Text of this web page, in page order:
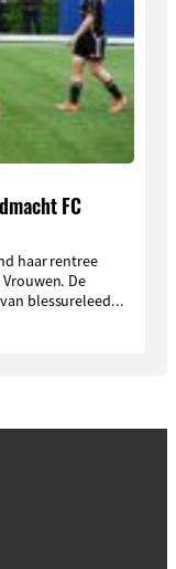
FC
haar rentree
De
blessureleed...